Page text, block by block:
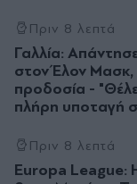
Πριν 8 λεπτά
Γαλλία:
στον Έλον Μασκ,
προδοσία -
πλήρη υποταγή
Πριν 8 λεπτά
Europa League: